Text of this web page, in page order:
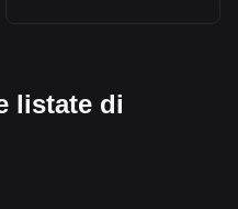
listate di